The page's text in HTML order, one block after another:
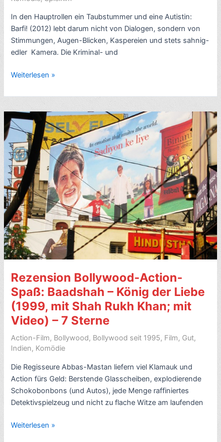
In den Hauptrollen ein Taubstummer und eine Autistin:
Barfi! (2012) lebt darum nicht von Dialogen, sondern von
Stimmungen, Augen-Blicken, Kaspereien und stets sahnig-
edler Kamera. Die Kriminal- und
Rezension
Taubstummen-
Komödie:
Barfi!
(2012,
mit
Ranbir
Kapoor,
Priyanka
Chopra)
–
mit
Video
–
7
Weiterlesen »
Rezension Bollywood-Action-
Spaß: Baadshah – König der Liebe
(1999, mit Shah Rukh Khan; mit
Video) – 7 Sterne
Action-Film, Bollywood, Bollywood seit 1995, Film, Gut,
Indien, Komödie
Die Regisseure Abbas-Mastan liefern viel Klamauk und
Action fürs Geld: Berstende Glasscheiben, explodierende
Schokobonbons (und Autos), jede Menge raffiniertes
Detektivspielzeug und nicht zu flache Witze am laufenden
Rezension
Weiterlesen »